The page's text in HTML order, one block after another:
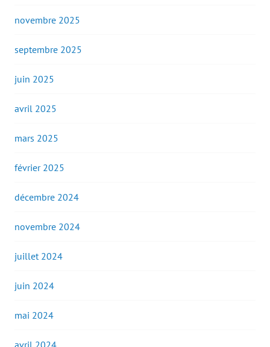
novembre 2025
septembre 2025
juin 2025
avril 2025
mars 2025
février 2025
décembre 2024
novembre 2024
juillet 2024
juin 2024
mai 2024